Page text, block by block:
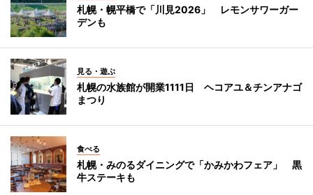
札幌・幌平橋で「川見2026」 レモンサワーガー
デンも
見る・遊ぶ
札幌の水族館が開業1111日 ヘコアユ＆チンアナゴ
まつり
食べる
札幌・みのるダイニングで「かみかわフェア」 黒
牛ステーキも